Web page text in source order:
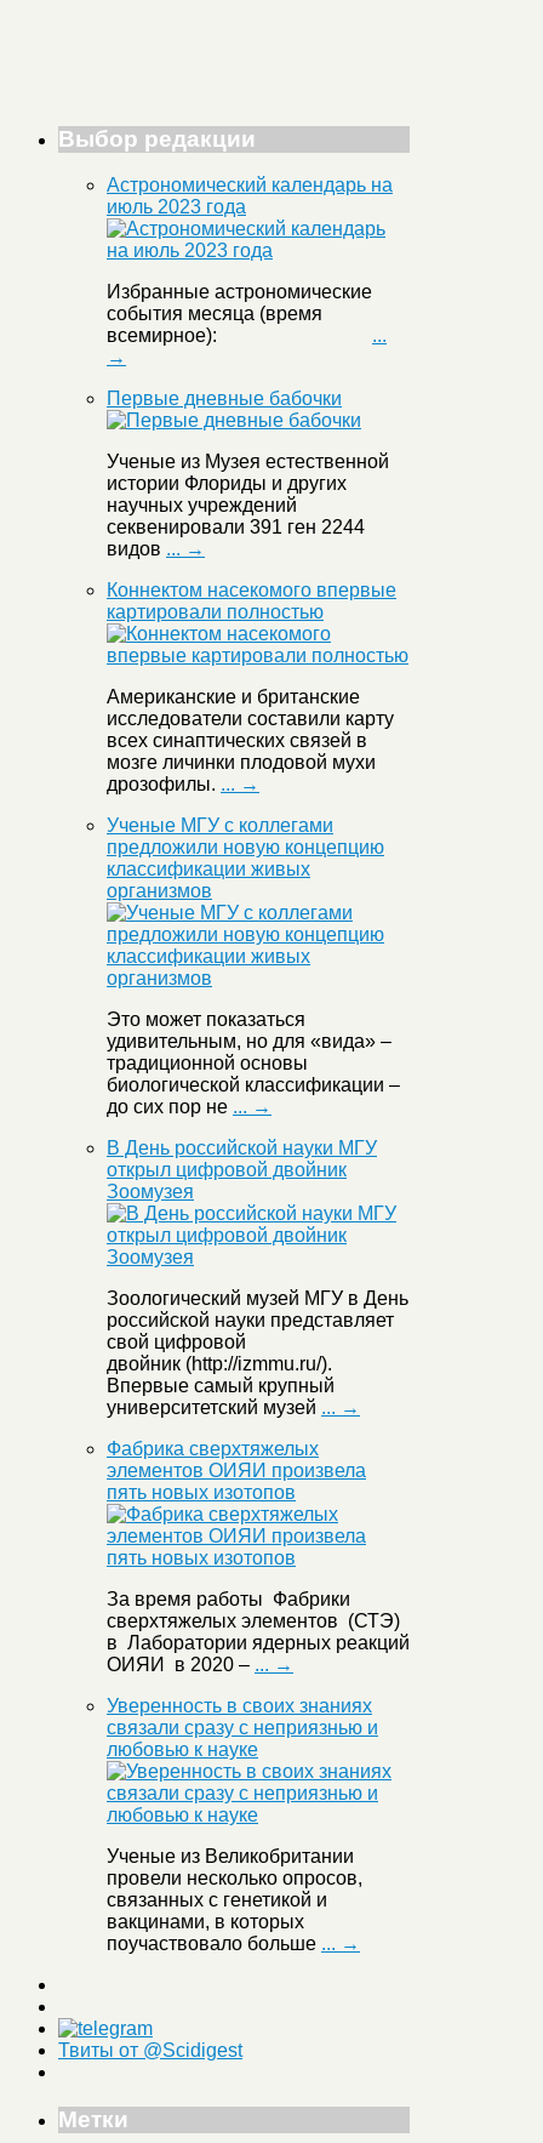
Выбор редакции
Астрономический календарь на
июль 2023 года
Избранные астрономические
события месяца (время
всемирное): ...
→
Первые дневные бабочки
Ученые из Музея естественной
истории Флориды и других
научных учреждений
секвенировали 391 ген 2244
видов ... →
Коннектом насекомого впервые
картировали полностью
Американские и британские
исследователи составили карту
всех синаптических связей в
мозге личинки плодовой мухи
дрозофилы. ... →
Ученые МГУ с коллегами
предложили новую концепцию
классификации живых
организмов
Это может показаться
удивительным, но для «вида» –
традиционной основы
биологической классификации –
до сих пор не ... →
В День российской науки МГУ
открыл цифровой двойник
Зоомузея
Зоологический музей МГУ в День
российской науки представляет
свой цифровой
двойник (http://izmmu.ru/).
Впервые самый крупный
университетский музей ... →
Фабрика сверхтяжелых
элементов ОИЯИ произвела
пять новых изотопов
За время работы Фабрики
сверхтяжелых элементов (СТЭ)
в Лаборатории ядерных реакций
ОИЯИ в 2020 – ... →
Уверенность в своих знаниях
связали сразу с неприязнью и
любовью к науке
Ученые из Великобритании
провели несколько опросов,
связанных с генетикой и
вакцинами, в которых
поучаствовало больше ... →
Твиты от @Scidigest
Метки